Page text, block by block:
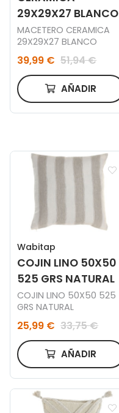
29X29X27 BLANCO
MACETERO CERAMICA
29X29X27 BLANCO
39,99 € 51,94 €
AÑADIR
Wabitap
COJIN LINO 50X50
525 GRS NATURAL
COJIN LINO 50X50 525
GRS NATURAL
25,99 € 33,75 €
AÑADIR